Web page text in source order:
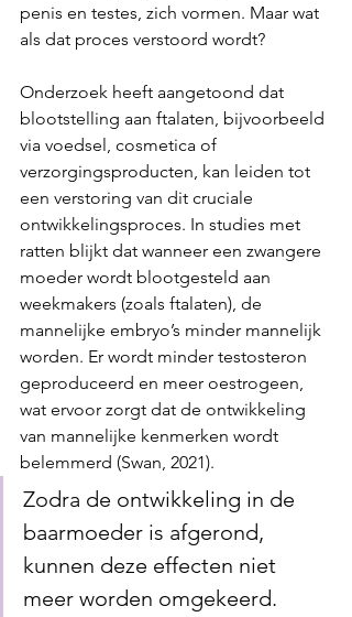
penis en testes, zich vormen. Maar wat
als dat proces verstoord wordt?
Onderzoek heeft aangetoond dat
blootstelling aan ftalaten, bijvoorbeeld
via voedsel, cosmetica of
verzorgingsproducten, kan leiden tot
een verstoring van dit cruciale
ontwikkelingsproces. In studies met
ratten blijkt dat wanneer een zwangere
moeder wordt blootgesteld aan
weekmakers (zoals ftalaten), de
mannelijke embryo’s minder mannelijk
worden. Er wordt minder testosteron
geproduceerd en meer oestrogeen,
wat ervoor zorgt dat de ontwikkeling
van mannelijke kenmerken wordt
belemmerd (Swan, 2021).
Zodra de ontwikkeling in de
baarmoeder is afgerond,
kunnen deze effecten niet
meer worden omgekeerd.